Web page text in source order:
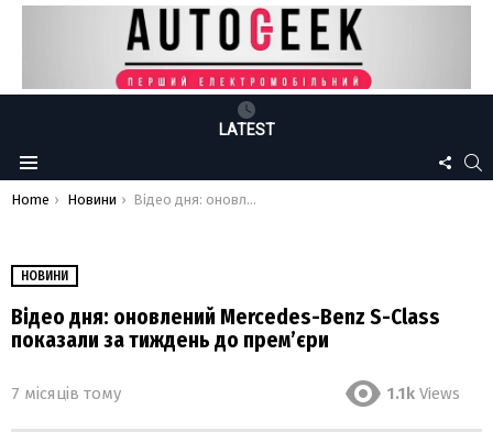
LATEST
Menu
US
You are here:
Home Новини Відео дня: оновлений Mercedes-Benz S-Class показали за тиждень до прем’єри
НОВИНИ
Відео дня: оновлений Mercedes-Benz S-Class
показали за тиждень до прем’єри
7 місяців тому 1.1k Views